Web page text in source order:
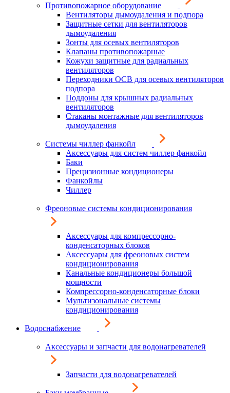
Противопожарное оборудование
Вентиляторы дымоудаления и подпора
Защитные сетки для вентиляторов
дымоудаления
Зонты для осевых вентиляторов
Клапаны противопожарные
Кожухи защитные для радиальных
вентиляторов
Переходники ОСВ для осевых вентиляторов
подпора
Поддоны для крышных радиальных
вентиляторов
Стаканы монтажные для вентиляторов
дымоудаления
Системы чиллер фанкойл
Аксессуары для систем чиллер фанкойл
Баки
Прецизионные кондиционеры
Фанкойлы
Чиллер
Фреоновые системы кондиционирования
Аксессуары для компрессорно-
конденсаторных блоков
Аксессуары для фреоновых систем
кондиционирования
Канальные кондиционеры большой
мощности
Компрессорно-конденсаторные блоки
Мультизональные системы
кондиционирования
Водоснабжение
Аксессуары и запчасти для водонагревателей
Запчасти для водонагревателей